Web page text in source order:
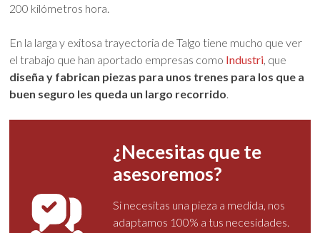
200 kilómetros hora.
En la larga y exitosa trayectoria de Talgo tiene mucho que ver
el trabajo que han aportado empresas como Industri, que
diseña y fabrican piezas para unos trenes para los que a
buen seguro les queda un largo recorrido.
¿Necesitas que te
asesoremos?
Si necesitas una pieza a medida, nos
adaptamos 100% a tus necesidades.